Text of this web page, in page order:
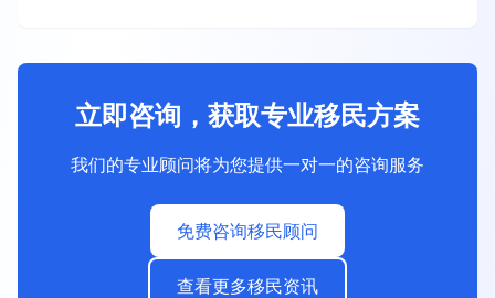
立即咨询，获取专业移民方案
我们的专业顾问将为您提供一对一的咨询服务
免费咨询移民顾问
查看更多移民资讯